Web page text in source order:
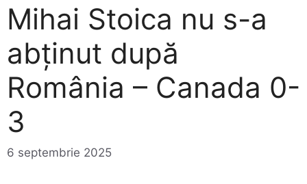
Mihai Stoica nu s-a
abținut după
România – Canada 0-
3
6 septembrie 2025